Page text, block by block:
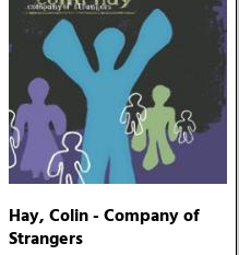
Hay, Colin - Company of
Strangers